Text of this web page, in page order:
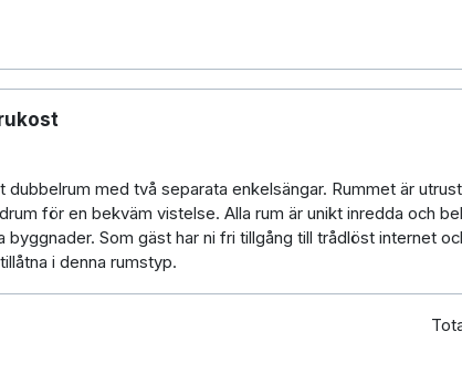
dubbelrum med två separata enkelsängar. Rummet är
för en bekväm vistelse. Alla rum är unikt inredda och
byggnader. Som gäst har ni fri tillgång till trådlöst internet
i denna rumstyp.